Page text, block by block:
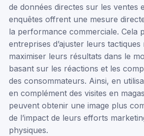
de données directes sur les ventes
enquêtes offrent une mesure
la performance commerciale. Cela
entreprises d’ajuster leurs
maximiser leurs résultats dans le
basant sur les réactions et les
des consommateurs. Ainsi, en
en complément des visites en
peuvent obtenir une image plus
de l’impact de leurs efforts
physiques.